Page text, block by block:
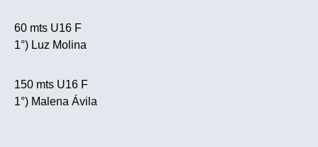
60 mts U16 F
1°) Luz Molina
150 mts U16 F
1°) Malena Ávila